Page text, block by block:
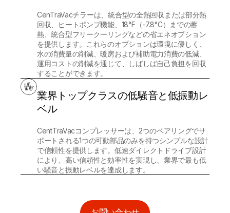
CenTraVacチラーは、統合型の全熱回収または部分熱
回収、ヒートポンプ機能、18°F（-7.8°C）までの蓄
熱、統合型フリークーリングなどの省エネオプション
を提供します。これらのオプションは環境に優しく、
水の消費量の削減、暖房および補助電力消費の低減、
運用コストの削減を通じて、しばしば自己負担を回収
することができます。
業界トップクラスの低騒音と低振動レ
ベル
CentTraVacコンプレッサーは、2つのベアリングでサ
ポートされる1つの可動部品のみを持つシンプルな設計
で信頼性を提供します。低速ダイレクトドライブ設計
により、高い信頼性と効率性を実現し、業界で最も低
い騒音と振動レベルを達成します。